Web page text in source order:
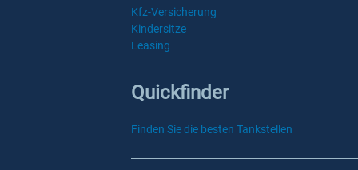
Kfz-Versicherung
Kindersitze
Leasing
Quickfinder
Finden Sie die besten Tankstellen